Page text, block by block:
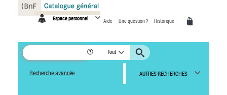
Espace personnel Aide Une question ? Historique
Tout
Recherche avancée AUTRES RECHERCHES
Panneau de gestion des cookies